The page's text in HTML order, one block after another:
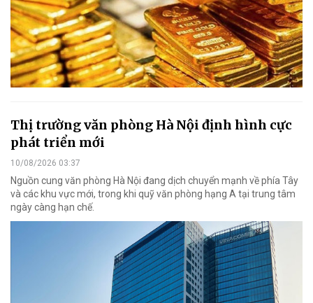
Thị trường văn phòng Hà Nội định hình cực
phát triển mới
10/08/2026 03:37
Nguồn cung văn phòng Hà Nội đang dịch chuyển mạnh về phía Tây
và các khu vực mới, trong khi quỹ văn phòng hạng A tại trung tâm
ngày càng hạn chế.